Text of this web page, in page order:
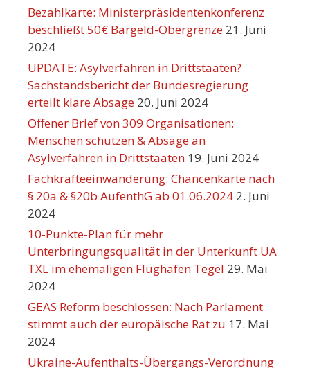
Bezahlkarte: Ministerpräsidentenkonferenz
beschließt 50€ Bargeld-Obergrenze 21. Juni
2024
UPDATE: Asylverfahren in Drittstaaten?
Sachstandsbericht der Bundesregierung
erteilt klare Absage 20. Juni 2024
Offener Brief von 309 Organisationen:
Menschen schützen & Absage an
Asylverfahren in Drittstaaten 19. Juni 2024
Fachkräfteeinwanderung: Chancenkarte nach
§ 20a & §20b AufenthG ab 01.06.2024 2. Juni
2024
10-Punkte-Plan für mehr
Unterbringungsqualität in der Unterkunft UA
TXL im ehemaligen Flughafen Tegel 29. Mai
2024
GEAS Reform beschlossen: Nach Parlament
stimmt auch der europäische Rat zu 17. Mai
2024
Ukraine-Aufenthalts-Übergangs-Verordnung